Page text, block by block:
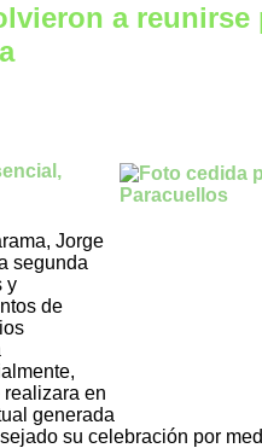
a reunirse
Jorge
segunda
y
de
en
generada
su celebración por